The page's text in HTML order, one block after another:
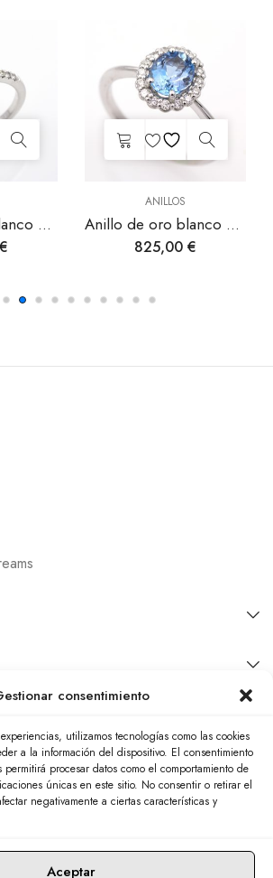
consentimiento
utilizamos tecnologías como las cookies
a la información del dispositivo. El consentimiento
procesar datos como el comportamiento de
únicas en este sitio. No consentir o retirar el
negativamente a ciertas características y
Aceptar
Anillo de oro blanco con aguamarina y diamantes.
€
ANILLOS
Anillo de oro amarillo con turmalina rosa y diamantes.
1.120,00